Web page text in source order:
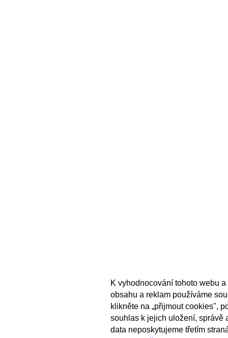
K vyhodnocování tohoto webu
obsahu a reklam používáme
klikněte na „přijmout cookies",
souhlas k jejich uložení, správě
data neposkytujeme třetím